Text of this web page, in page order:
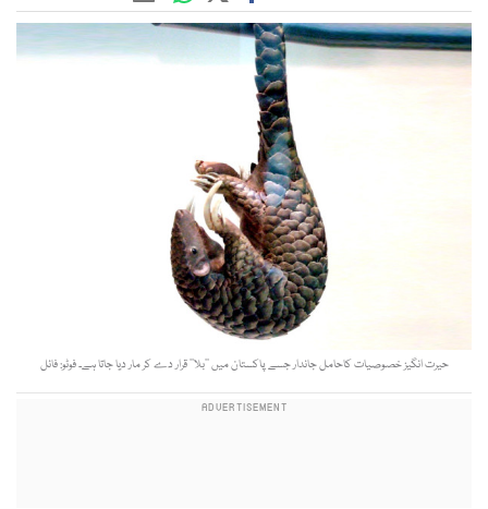
حیرت انگیز خصوصیات کاحامل جاندار جسے پاکستان میں ’’بلا‘‘ قرار دے کر مار دیا جاتا ہے۔ فوٹو: فائل